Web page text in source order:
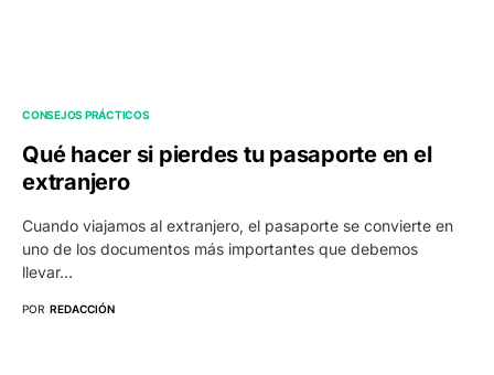
CONSEJOS PRÁCTICOS
Qué hacer si pierdes tu pasaporte en el
extranjero
Cuando viajamos al extranjero, el pasaporte se convierte en
uno de los documentos más importantes que debemos
llevar…
POR REDACCIÓN